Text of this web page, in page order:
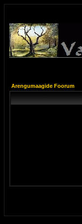
Arengumaagide Foorum